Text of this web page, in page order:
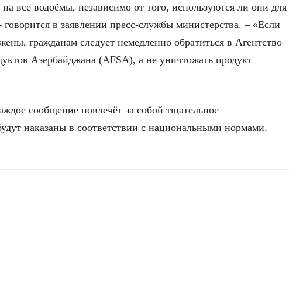
на все водоёмы, независимо от того, используются ли они для
говорится в заявлении пресс-службы министерства. – «Если
гражданам следует немедленно обратиться в Агентство
Азербайджана (AFSA), а не уничтожать продукт
сообщение повлечёт за собой тщательное
наказаны в соответствии с национальными нормами.